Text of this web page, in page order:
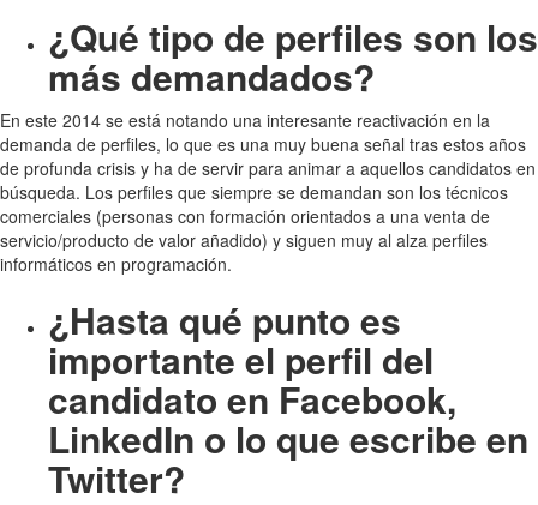
¿Qué tipo de perfiles son los
más demandados?
En este 2014 se está notando una interesante reactivación en la
demanda de perfiles, lo que es una muy buena señal tras estos años
de profunda crisis y ha de servir para animar a aquellos candidatos en
búsqueda. Los perfiles que siempre se demandan son los técnicos
comerciales (personas con formación orientados a una venta de
servicio/producto de valor añadido) y siguen muy al alza perfiles
informáticos en programación.
¿Hasta qué punto es
importante el perfil del
candidato en Facebook,
LinkedIn o lo que escribe en
Twitter?